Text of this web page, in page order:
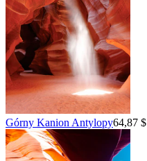
Górny Kanion Antylopy64,87 $